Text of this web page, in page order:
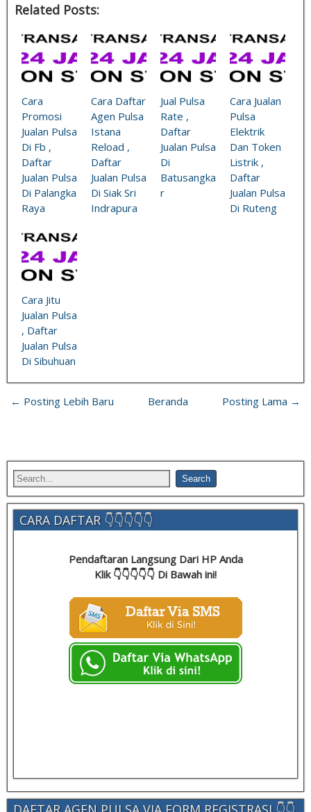
Related Posts:
Cara
Promosi
Jualan Pulsa
Di Fb ,
Daftar
Jualan Pulsa
Di Palangka
Raya
Cara Daftar
Agen Pulsa
Istana
Reload ,
Daftar
Jualan Pulsa
Di Siak Sri
Indrapura
Jual Pulsa
Rate ,
Daftar
Jualan Pulsa
Di
Batusangka
r
Cara Jualan
Pulsa
Elektrik
Dan Token
Listrik ,
Daftar
Jualan Pulsa
Di Ruteng
Cara Jitu
Jualan Pulsa
, Daftar
Jualan Pulsa
Di Sibuhuan
← Posting Lebih Baru Posting Lama →
Beranda
CARA DAFTAR 👇👇👇👇👇
Pendaftaran Langsung Dari HP Anda
Klik 👇👇👇👇👇 Di Bawah ini!